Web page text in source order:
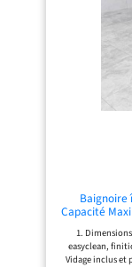
géographiques
d’assurer une
proche et la plus
commande est
Europe avec un
disposition pour vous
téléphone et pour
parvenir des pièces de
Baignoire
Capacité
1.
easyclean,
Vidage inclus et